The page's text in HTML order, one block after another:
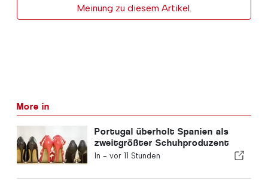
Meinung zu diesem Artikel.
More in
Portugal überholt Spanien als
zweitgrößter Schuhproduzent
Europas
In - vor 11 Stunden